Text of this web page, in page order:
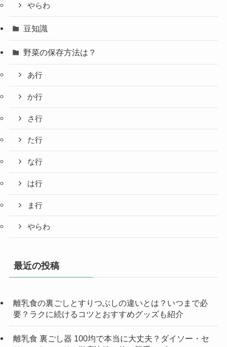
やらわ
豆知識
野菜の保存方法は？
あ行
か行
さ行
た行
な行
は行
ま行
やらわ
最近の投稿
離乳食の裏ごしとすりつぶしの違いとは？いつまで必
要？ラクに続けるコツとおすすめグッズも紹介
離乳食 裏ごし器 100均で本当に大丈夫？ダイソー・セ